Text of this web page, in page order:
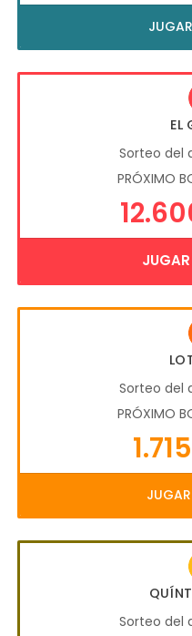
EL
Sorteo del
PRÓXIMO
Sorteo del
PRÓXIMO
Sorteo del